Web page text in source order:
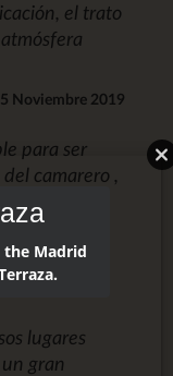
el trato
Noviembre 2019
para ser
camarero ,
a
2019
lugares
gran
Madrid